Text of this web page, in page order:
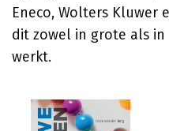
Eneco, Wolters
dit zowel in grote als
werkt.